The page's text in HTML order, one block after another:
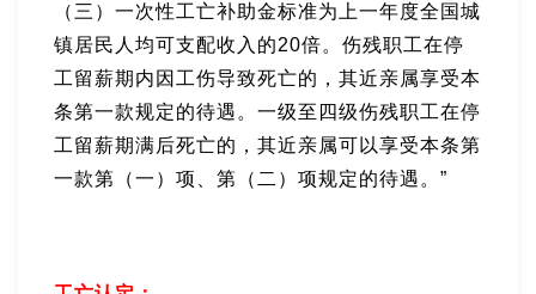
（三）一次性工亡补助金标准为上一年度全国城
镇居民人均可支配收入的20倍。伤残职工在停
工留薪期内因工伤导致死亡的，其近亲属享受本
条第一款规定的待遇。一级至四级伤残职工在停
工留薪期满后死亡的，其近亲属可以享受本条第
一款第（一）项、第（二）项规定的待遇。”